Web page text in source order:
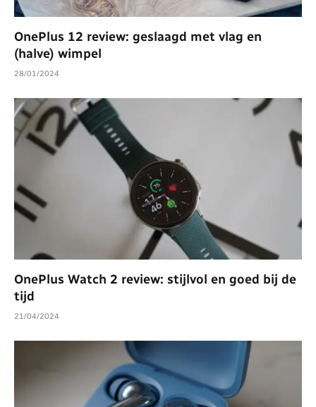
OnePlus 12 review: geslaagd met vlag en
(halve) wimpel
28/01/2024
OnePlus Watch 2 review: stijlvol en goed bij de
tijd
21/04/2024